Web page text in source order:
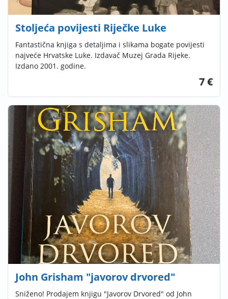
Stoljeća povijesti Riječke Luke
Fantastična knjiga s detaljima i slikama bogate povijesti
najveće Hrvatske Luke. Izdavač Muzej Grada Rijeke.
Izdano 2001. godine.
7 €
John Grisham "javorov drvored"
Sniženo! Prodajem knjigu "Javorov Drvored" od John